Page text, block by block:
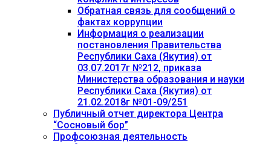
Обратная связь для сообщений о
фактах коррупции
Информация о реализации
постановления Правительства
Республики Саха (Якутия) от
03.07.2017г №212, приказа
Министерства образования и науки
Республики Саха (Якутия) от
21.02.2018г №01-09/251
Публичный отчет директора Центра
“Сосновый бор”
Профсоюзная деятельность